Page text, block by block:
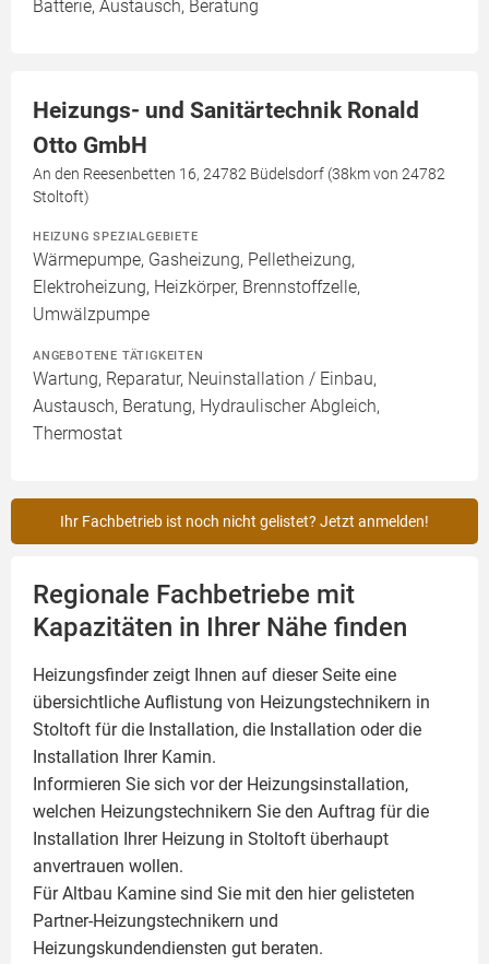
Batterie, Austausch, Beratung
Heizungs- und Sanitärtechnik Ronald
Otto GmbH
An den Reesenbetten 16, 24782 Büdelsdorf (38km von 24782
Stoltoft)
HEIZUNG SPEZIALGEBIETE
Wärmepumpe, Gasheizung, Pelletheizung,
Elektroheizung, Heizkörper, Brennstoffzelle,
Umwälzpumpe
ANGEBOTENE TÄTIGKEITEN
Wartung, Reparatur, Neuinstallation / Einbau,
Austausch, Beratung, Hydraulischer Abgleich,
Thermostat
Ihr Fachbetrieb ist noch nicht gelistet? Jetzt anmelden!
Regionale Fachbetriebe mit
Kapazitäten in Ihrer Nähe finden
Heizungsfinder zeigt Ihnen auf dieser Seite eine
übersichtliche Auflistung von Heizungstechnikern in
Stoltoft für die Installation, die Installation oder die
Installation Ihrer Kamin.
Informieren Sie sich vor der Heizungsinstallation,
welchen Heizungstechnikern Sie den Auftrag für die
Installation Ihrer Heizung in Stoltoft überhaupt
anvertrauen wollen.
Für Altbau Kamine sind Sie mit den hier gelisteten
Partner-Heizungstechnikern und
Heizungskundendiensten gut beraten.